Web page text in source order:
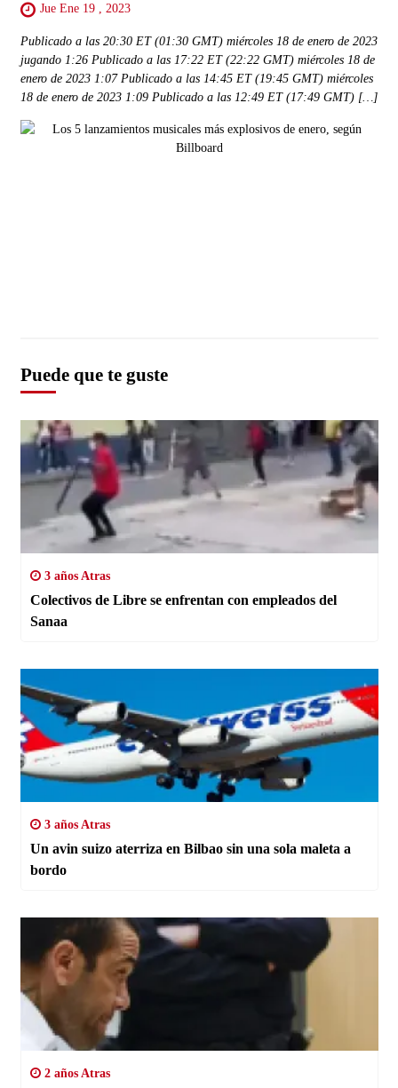
Jue Ene 19 , 2023
Publicado a las 20:30 ET (01:30 GMT) miércoles 18 de enero de 2023
jugando 1:26 Publicado a las 17:22 ET (22:22 GMT) miércoles 18 de
enero de 2023 1:07 Publicado a las 14:45 ET (19:45 GMT) miércoles
18 de enero de 2023 1:09 Publicado a las 12:49 ET (17:49 GMT) […]
Puede que te guste
3 años Atras
Colectivos de Libre se enfrentan con empleados del
Sanaa
3 años Atras
Un avin suizo aterriza en Bilbao sin una sola maleta a
bordo
2 años Atras